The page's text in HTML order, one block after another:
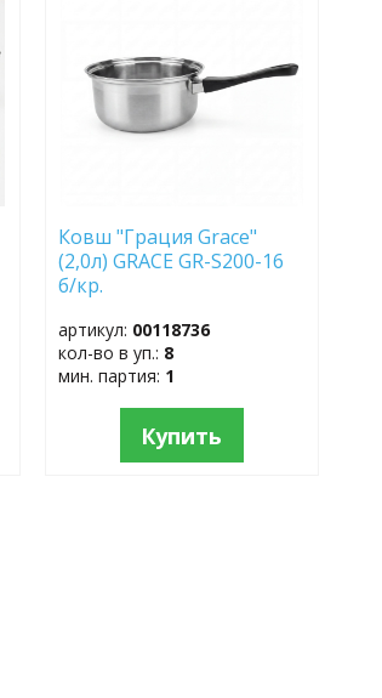
Ковш "Грация Grace"
(2,0л) GRACE GR-S200-16
б/кр.
артикул: 00118736
кол-во в уп.: 8
мин. партия: 1
Купить